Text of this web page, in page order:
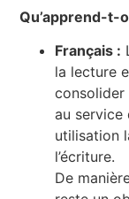
Qu’apprend-t-
Français :
la lecture
au service
utilisation
l’écriture.
De